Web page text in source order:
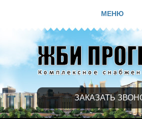
МЕНЮ
ЗАКАЗАТЬ